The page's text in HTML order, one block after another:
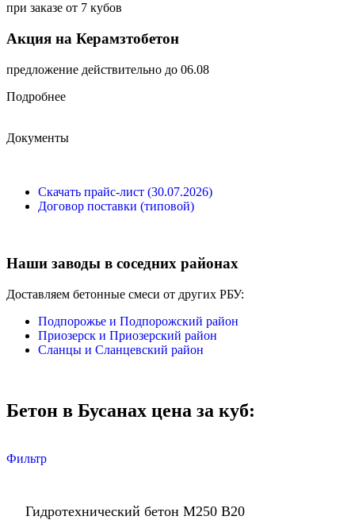
при заказе от 7 кубов
Акция на Керамзтобетон
предложение действительно до 06.08
Подробнее
Документы
Скачать прайс-лист (30.07.2026)
Договор поставки (типовой)
Наши заводы в соседних районах
Доставляем бетонные смеси от других РБУ:
Подпорожье и Подпорожский район
Приозерск и Приозерский район
Сланцы и Сланцевский район
Бетон в Бусанах цена за куб:
Фильтр
Гидротехнический бетон М250 В20